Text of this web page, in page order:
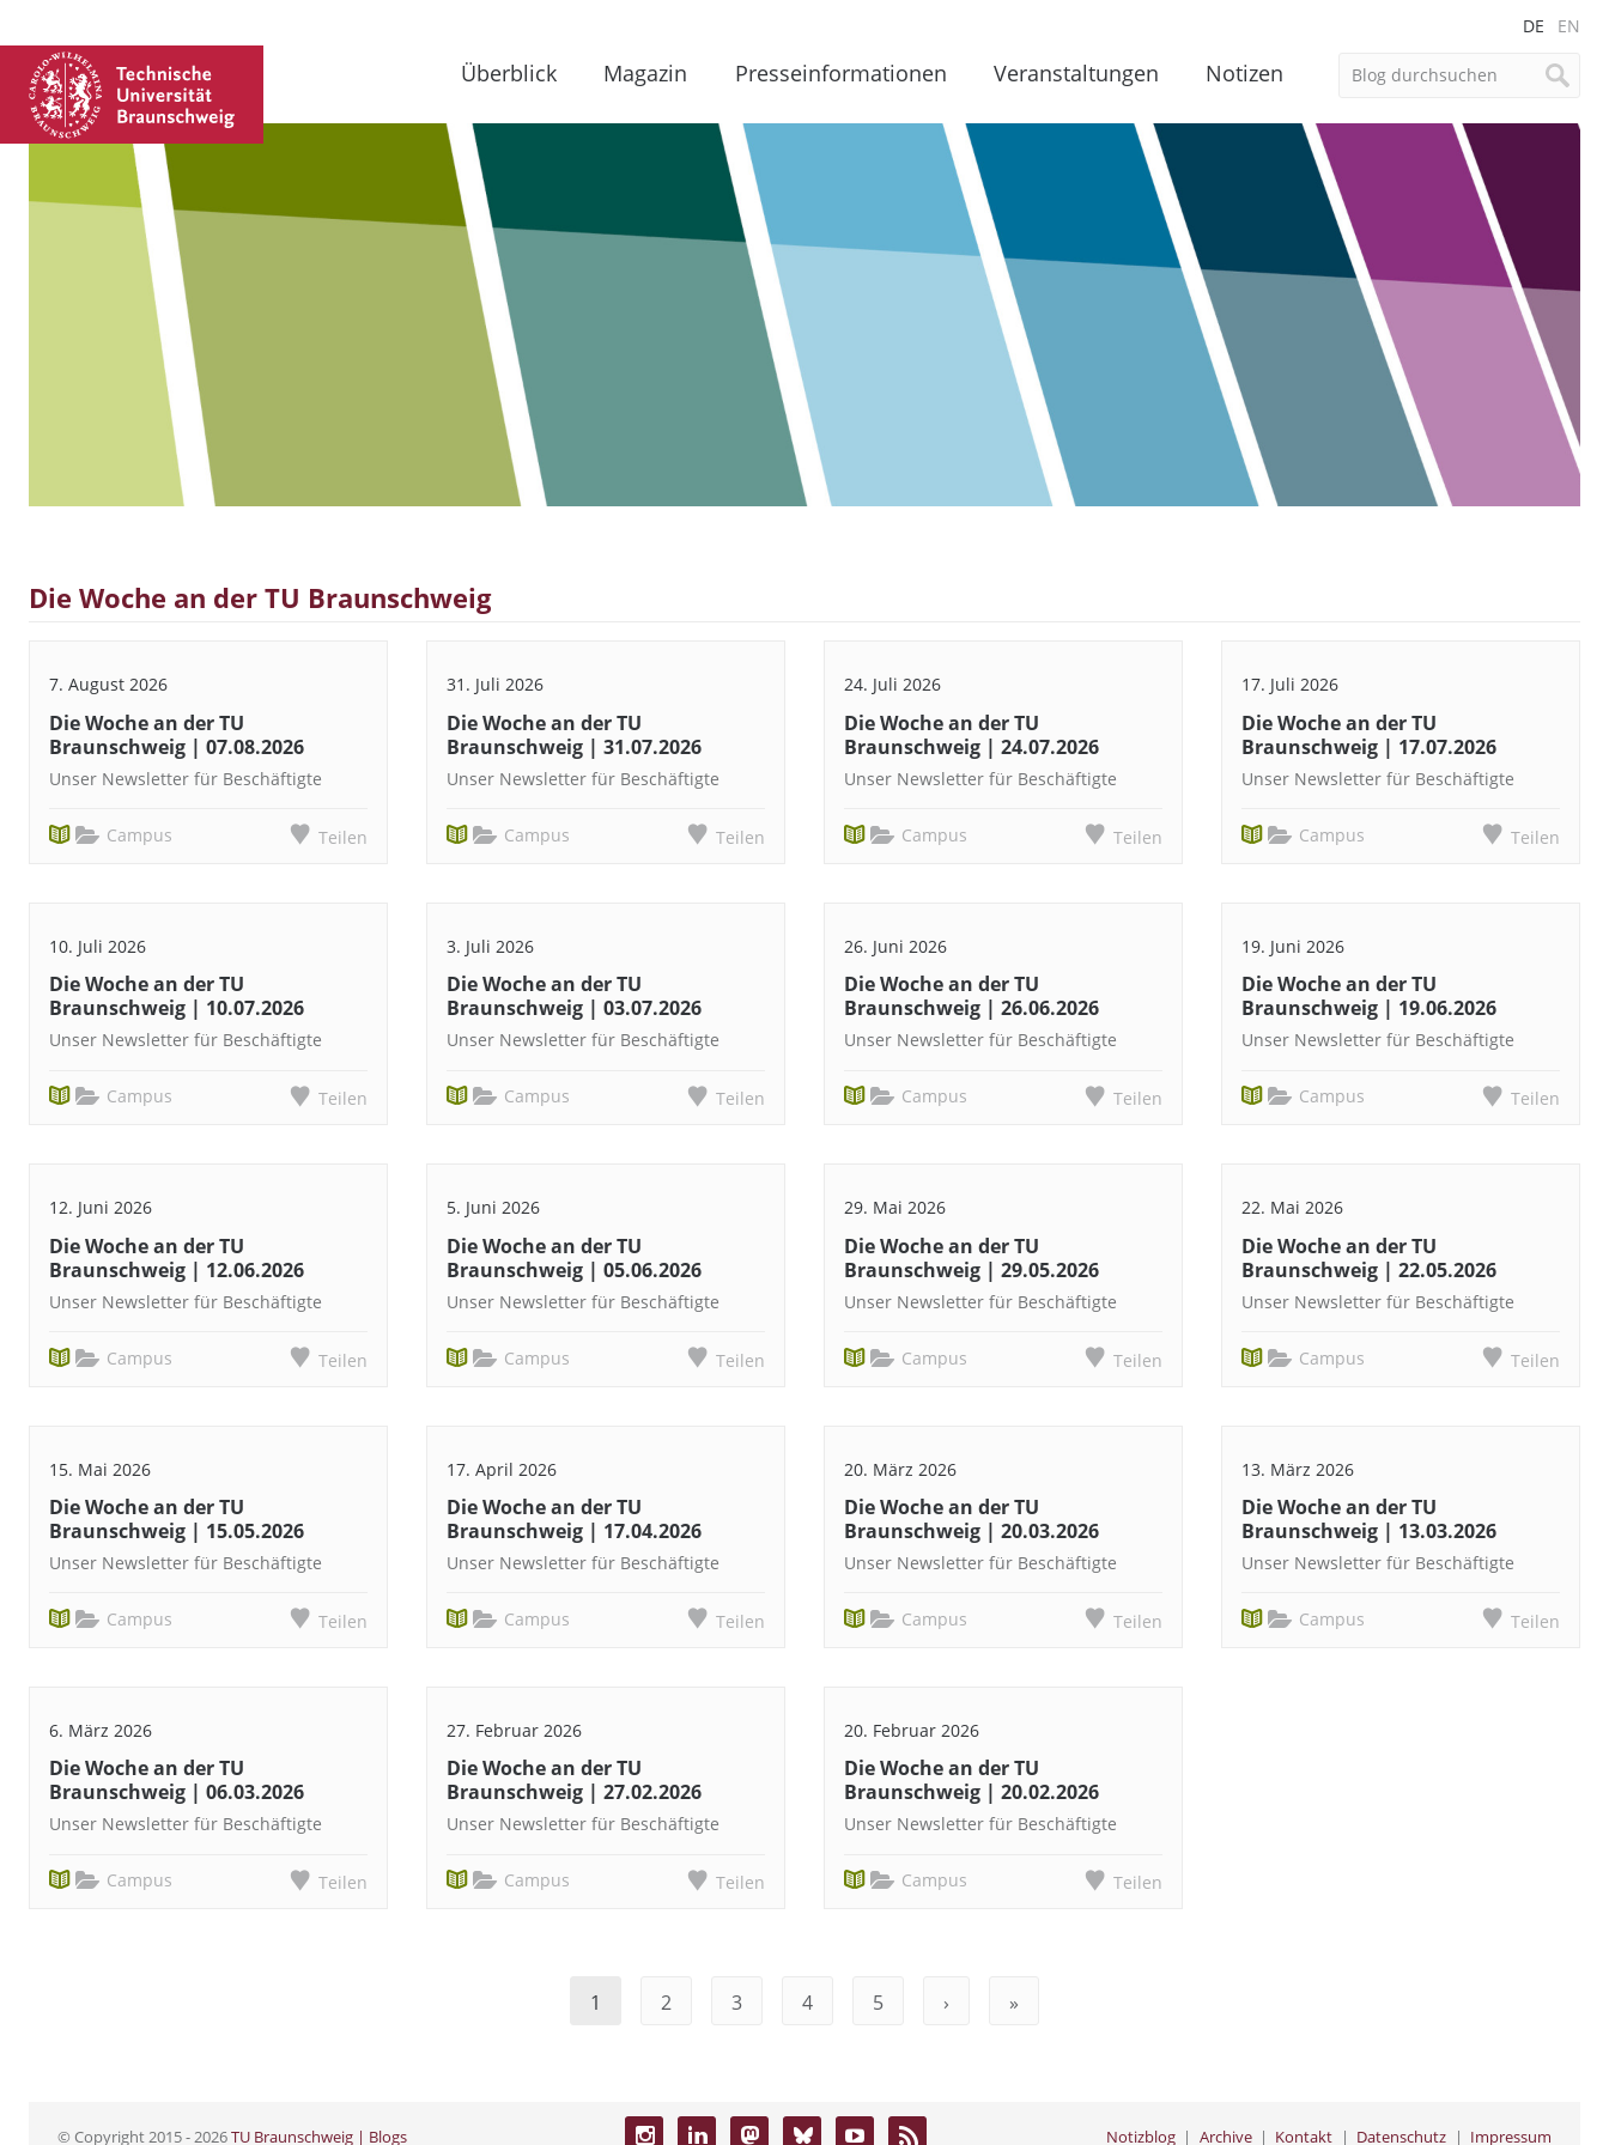
DE EN
Überblick Magazin Presseinformationen Veranstaltungen Notizen
Die Woche an der TU Braunschweig
7. August 2026
Die Woche an der TU
Braunschweig | 07.08.2026
Unser Newsletter für Beschäftigte
Campus Teilen
10. Juli 2026
Die Woche an der TU
Braunschweig | 10.07.2026
Unser Newsletter für Beschäftigte
Campus Teilen
12. Juni 2026
Die Woche an der TU
Braunschweig | 12.06.2026
Unser Newsletter für Beschäftigte
Campus Teilen
15. Mai 2026
Die Woche an der TU
Braunschweig | 15.05.2026
Unser Newsletter für Beschäftigte
Campus Teilen
6. März 2026
Die Woche an der TU
Braunschweig | 06.03.2026
Unser Newsletter für Beschäftigte
Campus Teilen
31. Juli 2026
Die Woche an der TU
Braunschweig | 31.07.2026
Unser Newsletter für Beschäftigte
Campus Teilen
3. Juli 2026
Die Woche an der TU
Braunschweig | 03.07.2026
Unser Newsletter für Beschäftigte
Campus Teilen
5. Juni 2026
Die Woche an der TU
Braunschweig | 05.06.2026
Unser Newsletter für Beschäftigte
Campus Teilen
17. April 2026
Die Woche an der TU
Braunschweig | 17.04.2026
Unser Newsletter für Beschäftigte
Campus Teilen
27. Februar 2026
Die Woche an der TU
Braunschweig | 27.02.2026
Unser Newsletter für Beschäftigte
Campus Teilen
24. Juli 2026
Die Woche an der TU
Braunschweig | 24.07.2026
Unser Newsletter für Beschäftigte
Campus Teilen
26. Juni 2026
Die Woche an der TU
Braunschweig | 26.06.2026
Unser Newsletter für Beschäftigte
Campus Teilen
29. Mai 2026
Die Woche an der TU
Braunschweig | 29.05.2026
Unser Newsletter für Beschäftigte
Campus Teilen
20. März 2026
Die Woche an der TU
Braunschweig | 20.03.2026
Unser Newsletter für Beschäftigte
Campus Teilen
20. Februar 2026
Die Woche an der TU
Braunschweig | 20.02.2026
Unser Newsletter für Beschäftigte
Campus Teilen
17. Juli 2026
Die Woche an der TU
Braunschweig | 17.07.2026
Unser Newsletter für Beschäftigte
Campus Teilen
19. Juni 2026
Die Woche an der TU
Braunschweig | 19.06.2026
Unser Newsletter für Beschäftigte
Campus Teilen
22. Mai 2026
Die Woche an der TU
Braunschweig | 22.05.2026
Unser Newsletter für Beschäftigte
Campus Teilen
13. März 2026
Die Woche an der TU
Braunschweig | 13.03.2026
Unser Newsletter für Beschäftigte
Campus Teilen
1 2 3 4 5 › »
Notizblog Archive Kontakt Datenschutz Impressum
© Copyright 2015 - 2026TU Braunschweig | Blogs